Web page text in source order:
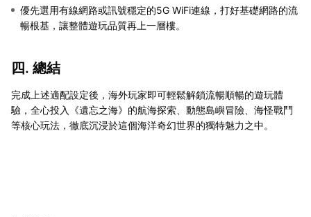
優先選用有線網路或訊號穩定的5G WiFi連線，打好基礎網路的流
暢根基，讓整體遊玩品質再上一層樓。
四. 總結
完成上述適配設定後，海外玩家即可輕鬆解鎖流暢順暢的遊玩體
驗，全心投入《遺忘之海》的航海探索、動態島嶼冒險、海怪戰鬥
等核心玩法，徹底沉浸於這個海洋奇幻世界的獨特魅力之中。